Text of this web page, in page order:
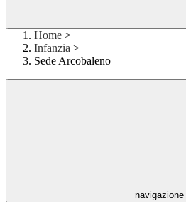
Home >
Infanzia >
Sede Arcobaleno
navigazione